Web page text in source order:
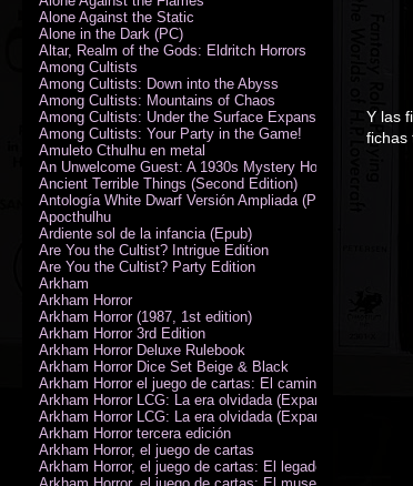
Y las
fichas
Alone Against the Static
Alone in the Dark (PC)
Altar, Realm of the Gods: Eldritch Horrors
Among Cultists
Among Cultists: Down into the Abyss
Among Cultists: Mountains of Chaos
Among Cultists: Under the Surface Expansion
Among Cultists: Your Party in the Game!
Amuleto Cthulhu en metal
An Unwelcome Guest: A 1930s Mystery Horror Adventure
Ancient Terrible Things (Second Edition)
Antología White Dwarf Versión Ampliada (PDF)
Apocthulhu
Ardiente sol de la infancia (Epub)
Are You the Cultist? Intrigue Edition
Are You the Cultist? Party Edition
Arkham
Arkham Horror
Arkham Horror (1987, 1st edition)
Arkham Horror 3rd Edition
Arkham Horror Deluxe Rulebook
Arkham Horror Dice Set Beige & Black
Arkham Horror el juego de cartas: El camino a Carcosa -
Arkham Horror LCG: La era olvidada (Expansión de
Arkham Horror LCG: La era olvidada (Expansión de
Arkham Horror tercera edición
Arkham Horror, el juego de cartas
Arkham Horror, el juego de cartas: El legado de Dunwich